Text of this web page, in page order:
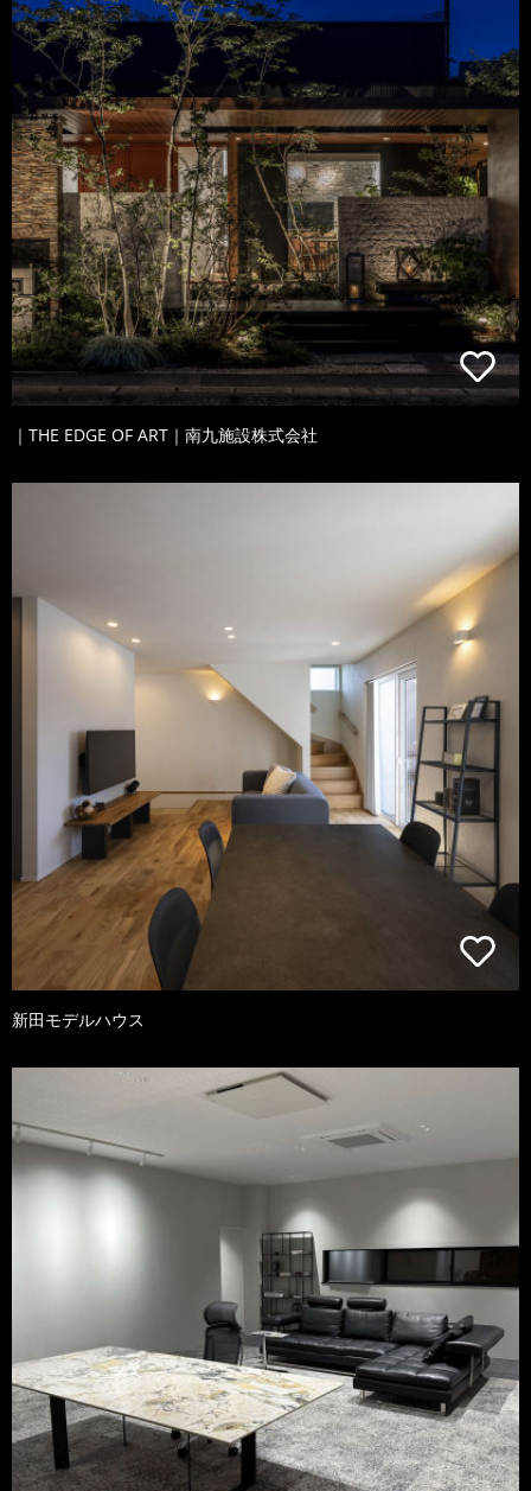
｜THE EDGE OF ART｜南九施設株式会社
新田モデルハウス